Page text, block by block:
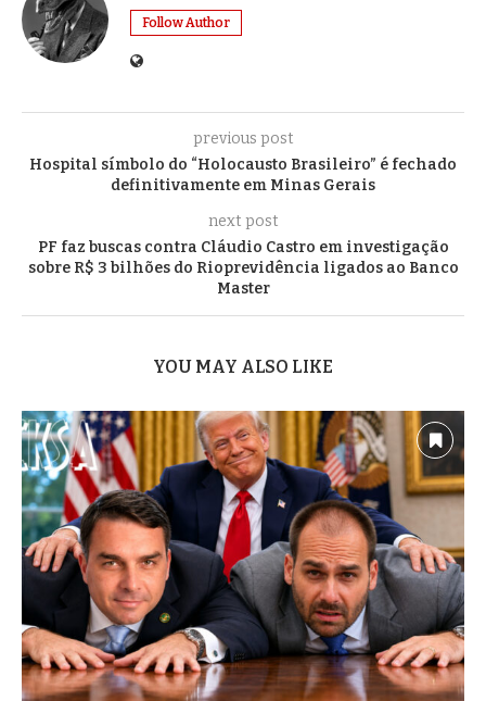
Follow Author
previous post
Hospital símbolo do “Holocausto Brasileiro” é fechado
definitivamente em Minas Gerais
next post
PF faz buscas contra Cláudio Castro em investigação
sobre R$ 3 bilhões do Rioprevidência ligados ao Banco
Master
YOU MAY ALSO LIKE